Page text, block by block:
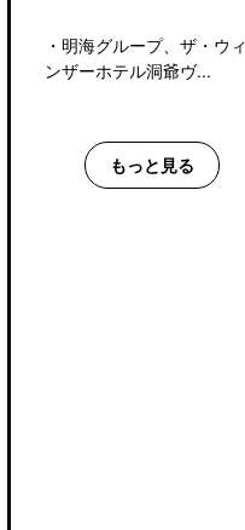
・ 明海グループ、ザ・ウィ
ンザーホテル洞爺ヴ...
もっと見る